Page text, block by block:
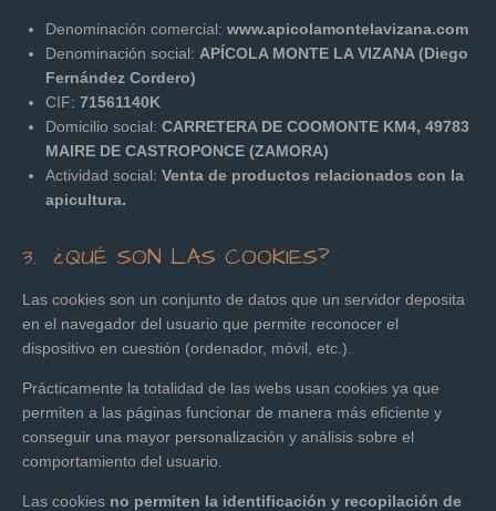
Denominación comercial: www.apicolamontelavizana.com
Denominación social: APÍCOLA MONTE LA VIZANA (Diego
Fernández Cordero)
CIF: 71561140K
Domicilio social: CARRETERA DE COOMONTE KM4, 49783
MAIRE DE CASTROPONCE (ZAMORA)
Actividad social: Venta de productos relacionados con la
apicultura.
3. ¿QUÉ SON LAS COOKIES?
Las cookies son un conjunto de datos que un servidor deposita
en el navegador del usuario que permite reconocer el
dispositivo en cuestión (ordenador, móvil, etc.).
Prácticamente la totalidad de las webs usan cookies ya que
permiten a las páginas funcionar de manera más eficiente y
conseguir una mayor personalización y análisis sobre el
comportamiento del usuario.
Las cookies no permiten la identificación y recopilación de